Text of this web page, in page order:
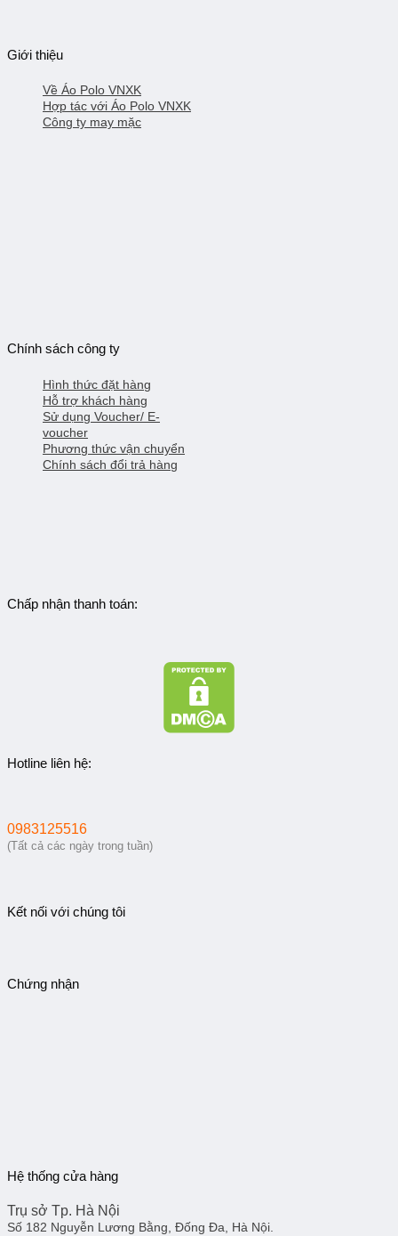
chọn
Giới thiệu
Về Áo Polo VNXK
Hợp tác với Áo Polo VNXK
Công ty may mặc
Chính sách công ty
Hình thức đặt hàng
Hỗ trợ khách hàng
Sử dụng Voucher/ E-
voucher
Phương thức vận chuyển
Chính sách đổi trả hàng
Chấp nhận thanh toán:
Hotline liên hệ:
0983125516
(Tất cả các ngày trong tuần)
Kết nối với chúng tôi
Chứng nhận
Hệ thống cửa hàng
Trụ sở Tp. Hà Nội
Số 182 Nguyễn Lương Bằng, Đống Đa, Hà Nội.